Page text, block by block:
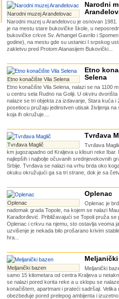
Narodni muzej Aranđelovac
Narodni
Narodni muzej u Aranđelovcu je osnovan
je na mestu stare bukovičke škole, u
bukovičke crkve Sv. Arhangel Gavrilo i
godine), na mestu gde su ustanici I srpskog
zakletvu pred Protom Atanasijem Bukovički...
Etno konačište Vila Selena
Etno
Selena
Etno konačište Vila Selena, nalazi se na 1100
u centru sela Rudno na Goliji. U okviru
nalaze se tri objekta za izdavanje, Stara kuća i
posetiocu pružaju jedinstven utisak življenja na
koja ih okružuje....
Tvrđava Maglič
Tvrđava
Tvrđava
km jugozapadno od Kraljeva u klisuri reke Ibar.
najlepših i najbolje očuvanih srednjevekovnih
Srbije. Tvrđava se nalazi na vrhu brda oko
okuku okružujući ga sa tri strane, dok je sa
Oplenac
Oplenac
Oplenac je
nadomak grada Topole, na kojem se nalazi
Karađorđević. Približavajući se Topoli pruža se
Oplenac i crkvu na njemu, sto ostavlja veoma
uzvišenje je nekada bilo prošarano krivim
hra...
Meljanički bazen
Meljanički
samo 15 kilometara od centra Kraljeva u
se nalazi pored korita reke a u sklopu se
konačištem, apartmani i prateći sadršaji. Velika
obezbeđuje pored prelepog ambijenta i